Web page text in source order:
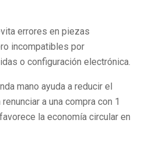
errores en piezas
incompatibles por
o configuración electrónica.
mano ayuda a reducir el
a una compra con 1
la economía circular en